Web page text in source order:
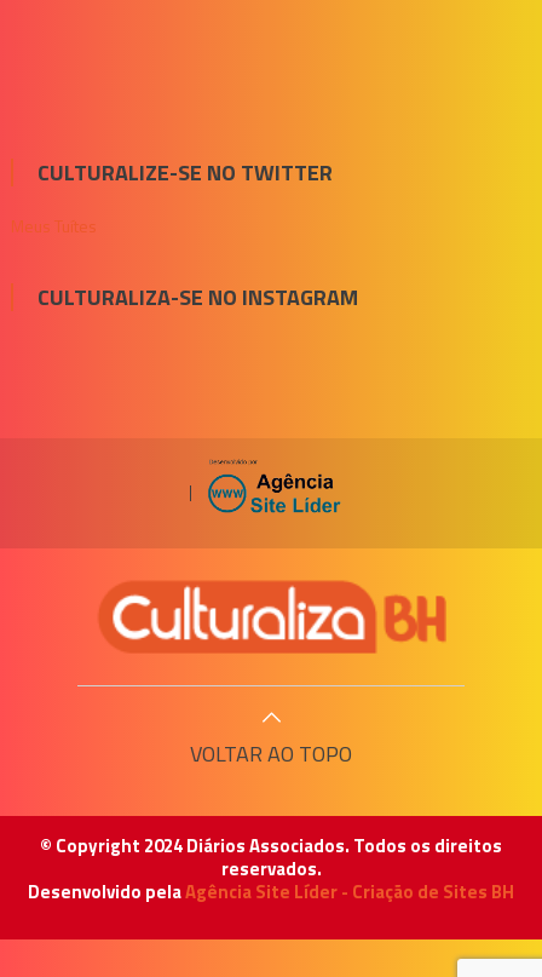
CULTURALIZE-SE NO TWITTER
Meus Tuítes
CULTURALIZA-SE NO INSTAGRAM
|
VOLTAR AO TOPO
© Copyright 2024 Diários Associados. Todos os direitos
reservados.
Desenvolvido pelaAgência Site Líder - Criação de Sites BH